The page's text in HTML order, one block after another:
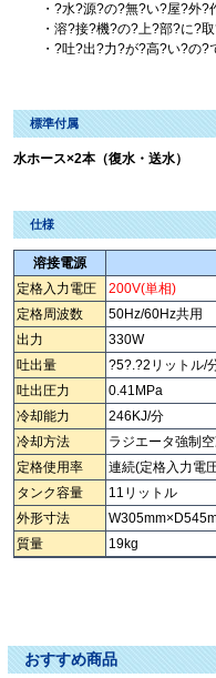
・?水?源?の?無?い?屋?外?
・溶?接?機?の?上?部?に?
・?吐?出?力?が?高?い?の
標準付属
水ホース×2本（復水・送水）
仕様
溶接電源
定格入力電圧
200V(単相)
定格周波数
50Hz/60Hz共用
出力
330W
吐出量
?5?.?2リットル/
吐出圧力
0.41MPa
冷却能力
246KJ/分
冷却方法
ラジエータ強制
定格使用率
連続(定格入力電
タンク容量
11リットル
外形寸法
質量
19kg
おすすめ商品